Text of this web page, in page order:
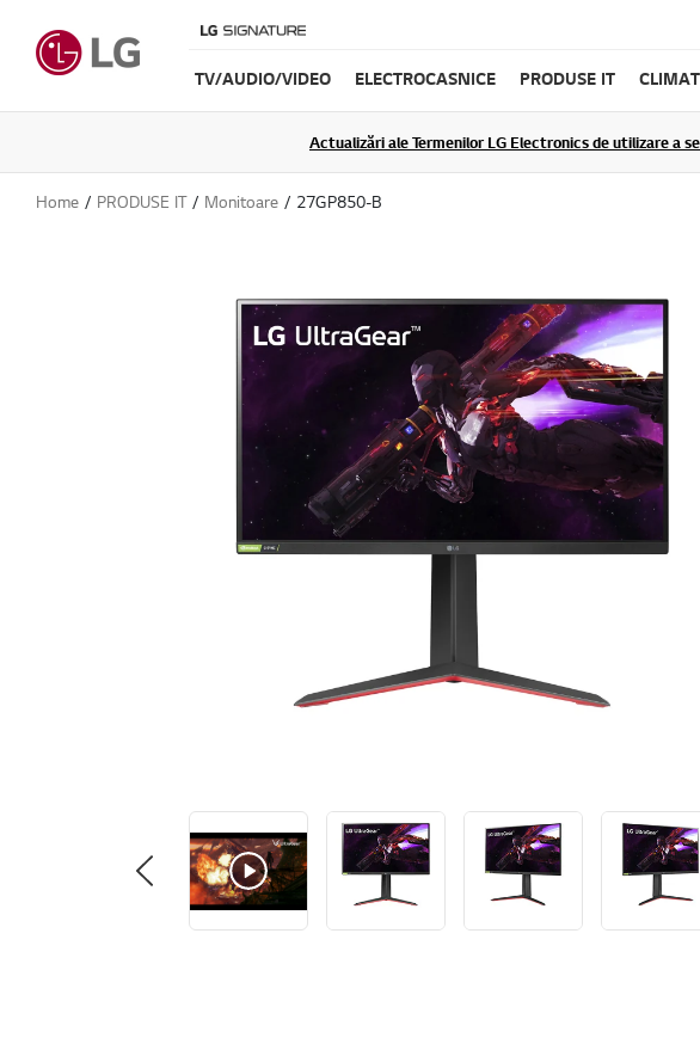
TV/AUDIO/VIDEO ELECTROCASNICE PRODUSE IT
Actualizări ale Termenilor LG Electronics de utilizare
Home PRODUSE IT Monitoare 27GP850-B